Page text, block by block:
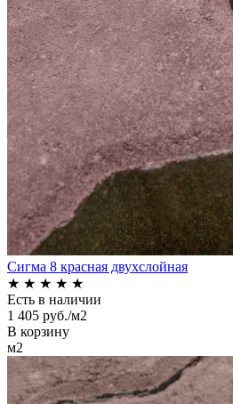
Сигма 8 красная двухслойная
★ ★ ★ ★ ★
Есть в наличии
1 405 руб./м2
В корзину
м2